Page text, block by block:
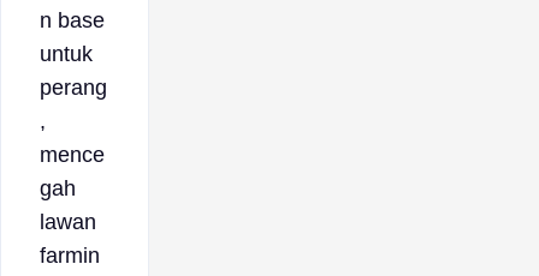
n base
untuk
perang
,
mence
gah
lawan
farmin